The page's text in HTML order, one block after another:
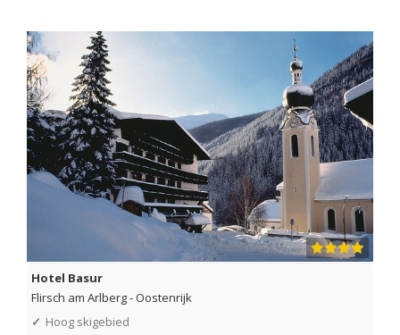
Hotel Basur
Flirsch am Arlberg-Oostenrijk
✓ Hoog skigebied